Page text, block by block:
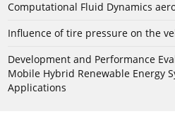
Computational Fluid Dynamics
Influence of tire pressure on the
Development and Performance
Mobile Hybrid Renewable Energy
Applications